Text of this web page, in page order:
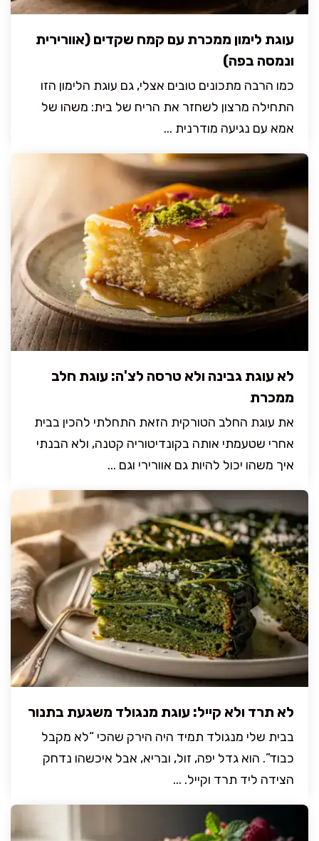
עוגת לימון ממכרת עם קמח שקדים (אוורירית
ונמסה בפה)
כמו הרבה מתכונים טובים אצלי, גם עוגת הלימון הזו
התחילה מרצון לשחזר את הריח של בית: משהו של
אמא עם נגיעה מודרנית ...
לא עוגת גבינה ולא טרסה לצ'ה: עוגת חלב
ממכרת
את עוגת החלב הטורקית הזאת התחלתי להכין בבית
אחרי שטעמתי אותה בקונדיטוריה קטנה, ולא הבנתי
איך משהו יכול להיות גם אוורירי וגם ...
לא תרד ולא קייל: עוגת מנגולד משגעת בתנור
בבית שלי מנגולד תמיד היה הירק שהכי “לא מקבל
כבוד”. הוא גדל יפה, זול, ובריא, אבל איכשהו נדחק
הצידה ליד תרד וקייל. ...